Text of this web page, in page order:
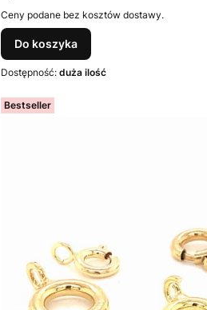
Ceny podane bez kosztów dostawy.
Do koszyka
Dostępność: duża ilość
Bestseller